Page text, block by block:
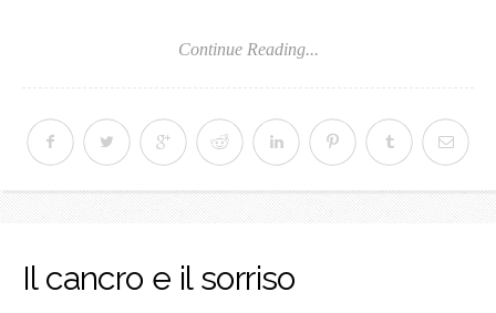
Continue Reading...
Il cancro e il sorriso